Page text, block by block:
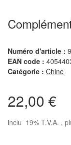
Numéro d'article :
EAN code :
Catégorie : Chine
22,00 €
inclu 19% T.V.A. ,